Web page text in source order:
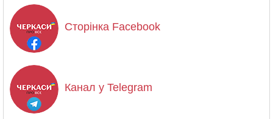
Сторінка Facebook
Канал у Telegram